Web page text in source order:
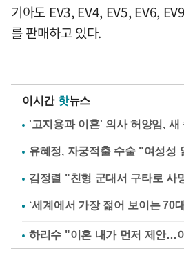
기아도 EV3, EV4, EV5, EV6,
를 판매하고 있다.
이시간 핫뉴스
'고지용과 이혼' 의사 허양임, 새
유혜정, 자궁적출 수술 "여성성
김정렬 "친형 군대서 구타로
하리수 "이혼 내가 먼저 제안…